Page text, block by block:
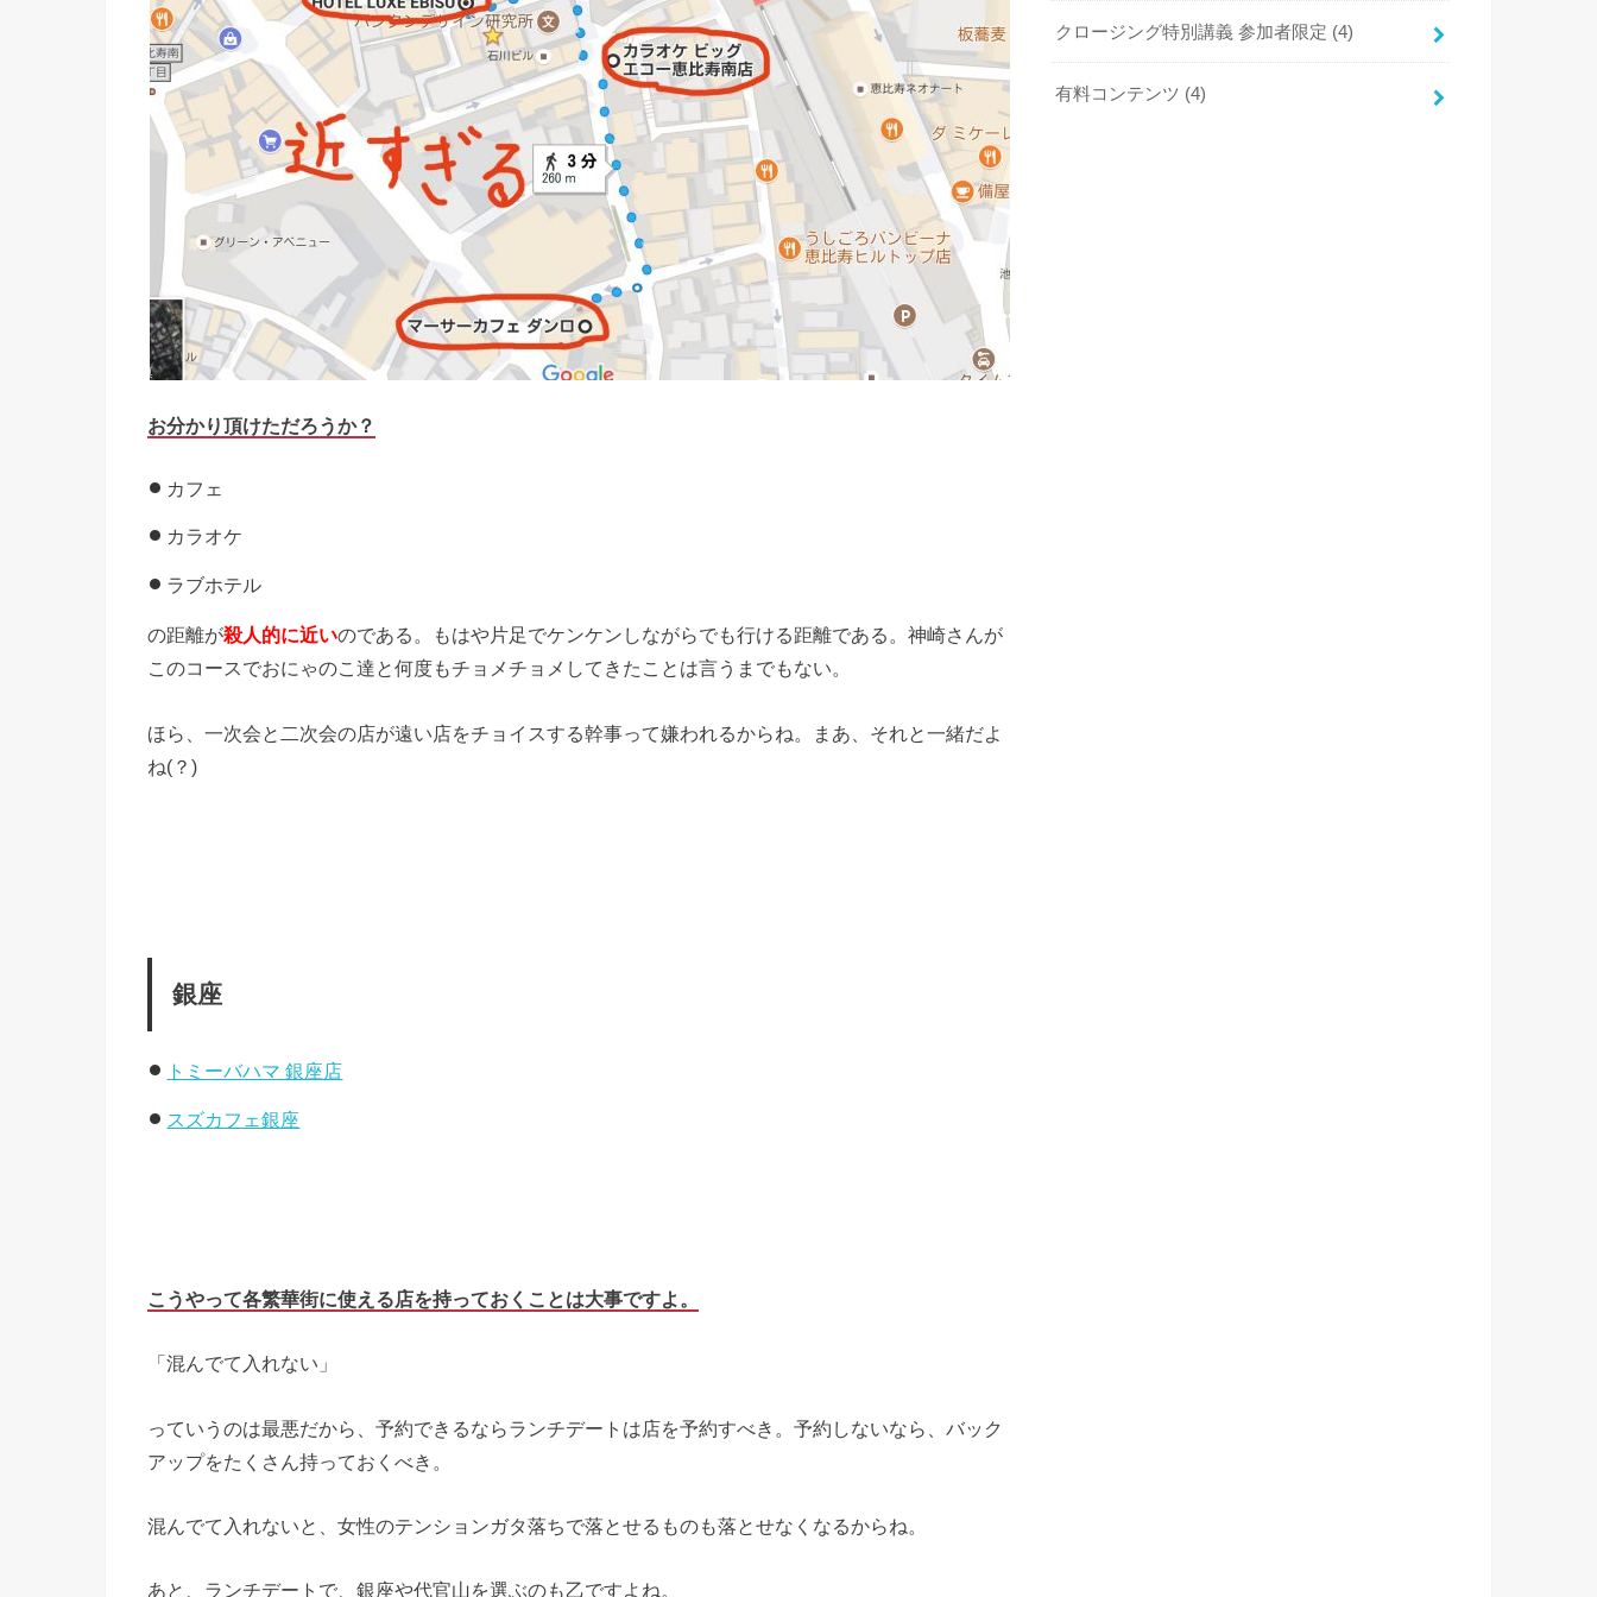
お分かり頂けただろうか？
カフェ
カラオケ
ラブホテル
の距離が殺人的に近いのである。もはや片足でケンケンしながらでも行ける距離である。神崎さんが
このコースでおにゃのこ達と何度もチョメチョメしてきたことは言うまでもない。
ほら、一次会と二次会の店が遠い店をチョイスする幹事って嫌われるからね。まあ、それと一緒だよ
ね(？)
銀座
トミーバハマ 銀座店
スズカフェ銀座
こうやって各繁華街に使える店を持っておくことは大事ですよ。
「混んでて入れない」
っていうのは最悪だから、予約できるならランチデートは店を予約すべき。予約しないなら、バック
アップをたくさん持っておくべき。
混んでて入れないと、女性のテンションガタ落ちで落とせるものも落とせなくなるからね。
あと、ランチデートで、銀座や代官山を選ぶのも乙ですよね。
クロージング特別講義 参加者限定 (4)
有料コンテンツ (4)